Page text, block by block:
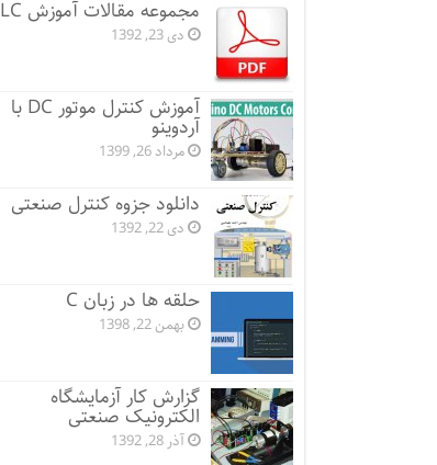
مجموعه مقالات آموزش PLC
دی 23, 1392
آموزش کنترل موتور DC با
آردوینو
مرداد 26, 1399
دانلود جزوه کنترل صنعتی
دی 22, 1392
حلقه ها در زبان C
بهمن 22, 1398
گزارش کار آزمایشگاه
الکترونیک صنعتی
آذر 28, 1392